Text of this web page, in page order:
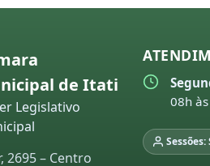
de Itati
Legislativo
2695 – Centro
08h